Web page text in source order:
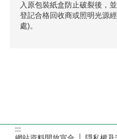
入原包裝紙盒防止破裂後，
登記合格回收商或照明光源
處)。
:::